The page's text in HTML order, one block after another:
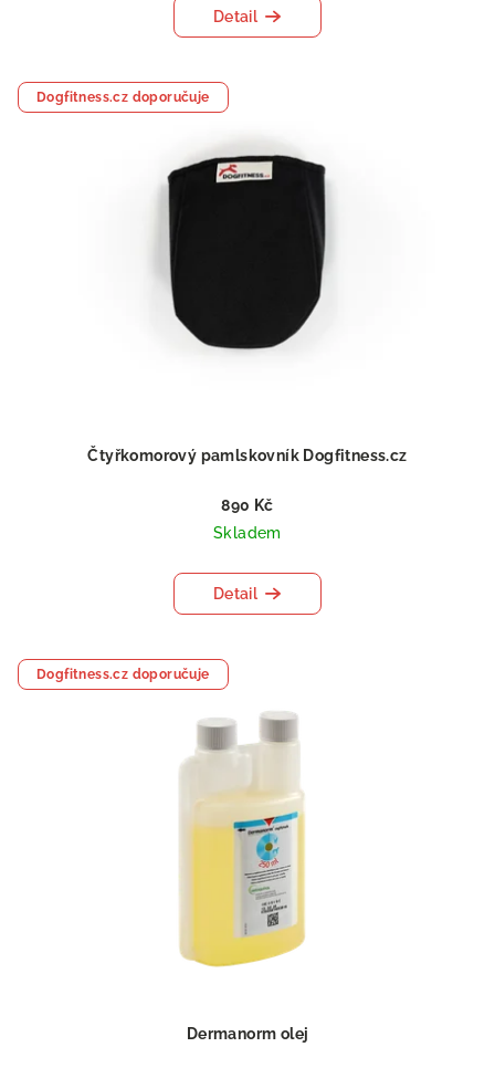
Detail
Dogfitness.cz doporučuje
Čtyřkomorový pamlskovník Dogfitness.cz
890 Kč
Skladem
Detail
Dogfitness.cz doporučuje
Dermanorm olej